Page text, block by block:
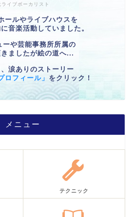
ライブボーカリスト
ールやライブハウスを
音楽活動していました。
ーや芸能事務所所属の
ましたが絵の道へ...
涙ありのストーリー
ロフィール」 をクリック！
メニュー
テクニック